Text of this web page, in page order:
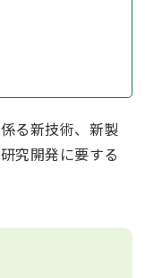
る新技術、新製
究開発に要する